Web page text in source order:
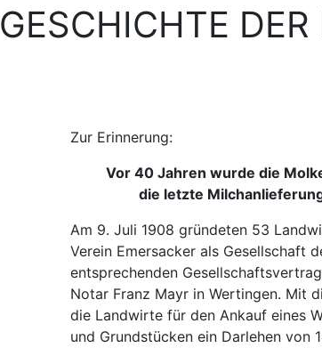
GESCHICHTE
Zur Erinnerung:
Vor 40 Jahren wurde die
die letzte
Am 9. Juli 1908 gründeten 53
Verein Emersacker als Gesellschaft
entsprechenden
Notar Franz Mayr in Wertingen. Mit
die Landwirte für den Ankauf eines
und Grundstücken ein Darlehen von